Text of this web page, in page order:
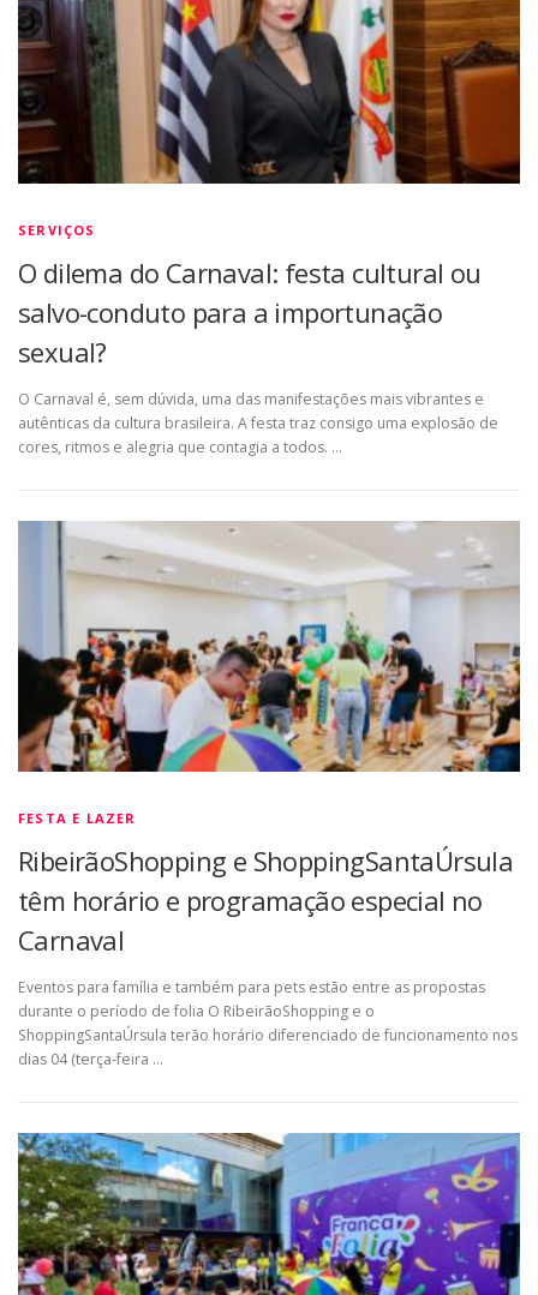
SERVIÇOS
O dilema do Carnaval: festa cultural ou
salvo-conduto para a importunação
sexual?
O Carnaval é, sem dúvida, uma das manifestações mais vibrantes e
autênticas da cultura brasileira. A festa traz consigo uma explosão de
cores, ritmos e alegria que contagia a todos. …
FESTA E LAZER
RibeirãoShopping e ShoppingSantaÚrsula
têm horário e programação especial no
Carnaval
Eventos para família e também para pets estão entre as propostas
durante o período de folia O RibeirãoShopping e o
ShoppingSantaÚrsula terão horário diferenciado de funcionamento nos
dias 04 (terça-feira …